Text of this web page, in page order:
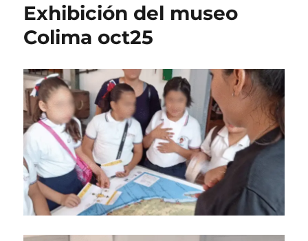
Exhibición del museo
Colima oct25